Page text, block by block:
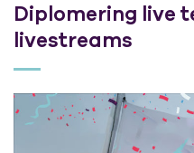
Diplomering live
livestreams